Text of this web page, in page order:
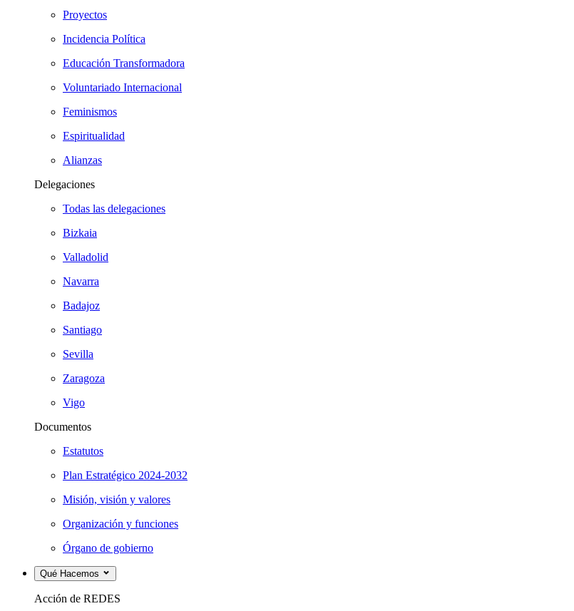
Proyectos
Incidencia Política
Educación Transformadora
Voluntariado Internacional
Feminismos
Espiritualidad
Alianzas
Delegaciones
Todas las delegaciones
Bizkaia
Valladolid
Navarra
Badajoz
Santiago
Sevilla
Zaragoza
Vigo
Documentos
Estatutos
Plan Estratégico 2024-2032
Misión, visión y valores
Organización y funciones
Órgano de gobierno
Qué Hacemos
Acción de REDES